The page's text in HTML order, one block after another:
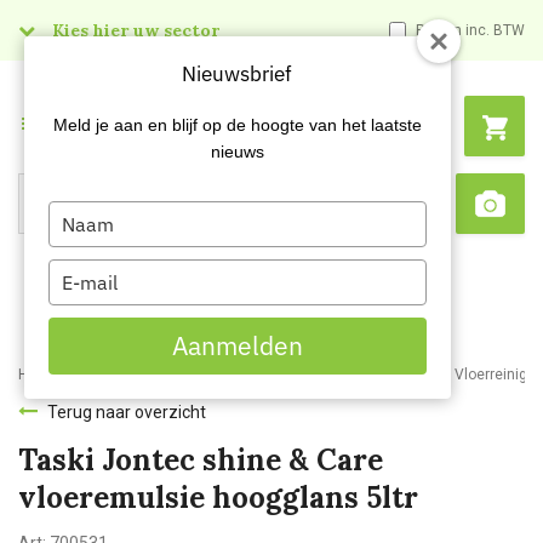
Kies hier uw sector Prijzen inc. BTW
Search
Menu
Home Webshop Schoonmaakartikelen Reinigingsmiddelen
Terug naar overzicht
Taski Jontec shine & Care
vloeremulsie hoogglans 5ltr
Nieuwsbrief
Meld je aan en blijf op de hoogte van het laatste
nieuws
Type
your
name
Type
your
email
Aanmelden